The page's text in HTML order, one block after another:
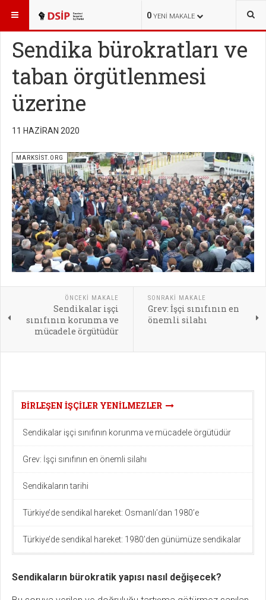
0 YENI MAKALE
BURADASINIZ: YAYINLAR MARKSİST.ORG
Sendika bürokratları ve
taban örgütlenmesi
üzerine
11 HAZIRAN 2020
MARKSİST.ORG
ÖNCEKI MAKALE
Sendikalar işçi
sınıfının korunma ve
mücadele örgütüdür
SONRAKI MAKALE
Grev: İşçi sınıfının en
önemli silahı
BIRLEŞEN IŞÇILER YENILMEZLER
Sendikalar işçi sınıfının korunma ve mücadele örgütüdür
Grev: İşçi sınıfının en önemli silahı
Sendikaların tarihi
Türkiye’de sendikal hareket: Osmanlı’dan 1980’e
Türkiye’de sendikal hareket: 1980’den günümüze sendikalar
Sendikaların bürokratik yapısı nasıl değişecek?